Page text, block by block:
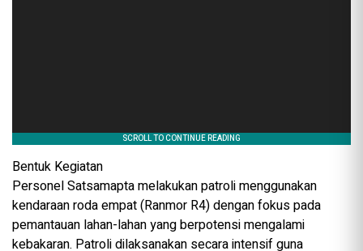
Bentuk Kegiatan
Personel Satsamapta melakukan patroli menggunakan
kendaraan roda empat (Ranmor R4) dengan fokus pada
pemantauan lahan-lahan yang berpotensi mengalami
kebakaran. Patroli dilaksanakan secara intensif guna